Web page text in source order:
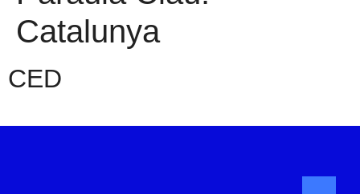
Catalunya
CED